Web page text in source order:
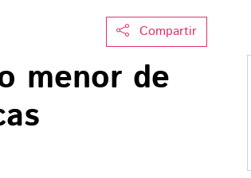
Compartir
menor de